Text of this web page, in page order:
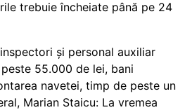
trebuie încheiate până pe 24
și personal auxiliar
55.000 de lei, bani
navetei, timp de peste un
Marian Staicu: La vremea